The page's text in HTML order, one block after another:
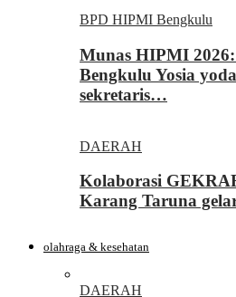
BPD HIPMI Bengkulu
Munas HIPMI
Bengkulu Yosia
sekretaris…
DAERAH
Kolaborasi
Karang Taruna
olahraga & kesehatan
DAERAH